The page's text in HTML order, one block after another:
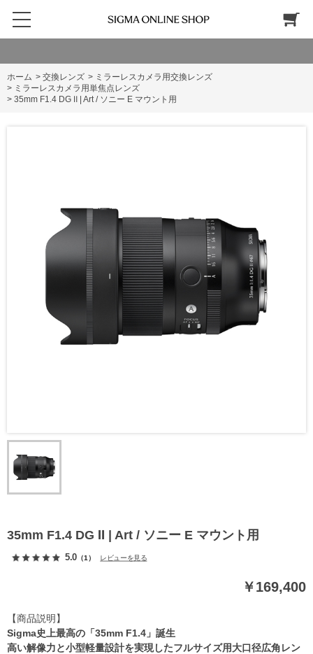
ホーム > 交換レンズ > ミラーレスカメラ用交換レンズ
> ミラーレスカメラ用単焦点レンズ
> 35mm F1.4 DG Ⅱ | Art / ソニー E マウント用
35mm F1.4 DG Ⅱ | Art / ソニー E マウント用
5.0 （1） レビューを見る
￥169,400
【商品説明】
Sigma史上最高の「35mm F1.4」誕生
高い解像力と小型軽量設計を実現したフルサイズ用大口径広角レン